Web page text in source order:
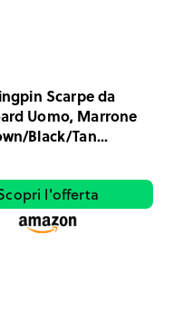
Scarpe da
Uomo, Marrone
Black/Tan...
l'offerta